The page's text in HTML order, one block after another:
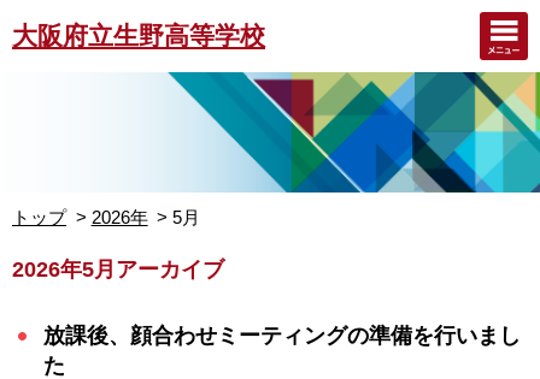
大阪府立生野高等学校
トップ 2026年 5月
2026年5月アーカイブ
放課後、顔合わせミーティングの準備を行いまし
た